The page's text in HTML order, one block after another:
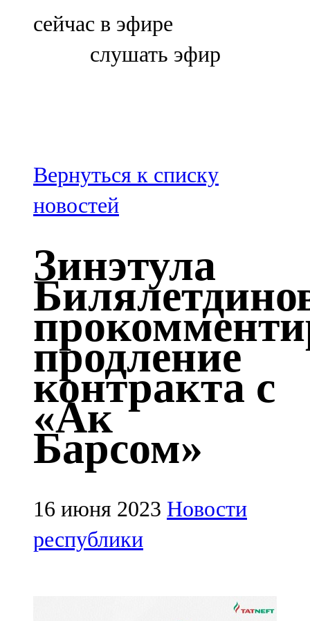
Болгар
100,3 FM
Зәй
106,6 FM
Кадыбаш
105,2 FM
Казан
91,5 FM
Кайбыч
106,1 FM
Кама тамагы
71,51 FM
Кукмара
107,9 FM
Лениногорский
сейчас в эфире
слушать эфир
Вернуться к списку
новостей
Зинэтула
продление
контракта с
«Ак
Барсом»
16 июня 2023 Новости
республики